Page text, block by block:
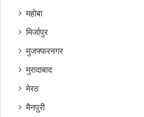
महोबा
मिर्जापुर
मुजफ्फरनगर
मुरादाबाद
मेरठ
मैनपुरी